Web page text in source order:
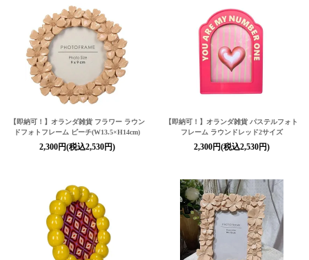
【即納可！】オランダ雑貨 フラワー ラウン
ドフォトフレーム ピーチ(W13.5×H14cm)
2,300円(税込2,530円)
【即納可！】オランダ雑貨 パステルフォト
フレーム ラウンドレッド2サイズ
2,300円(税込2,530円)